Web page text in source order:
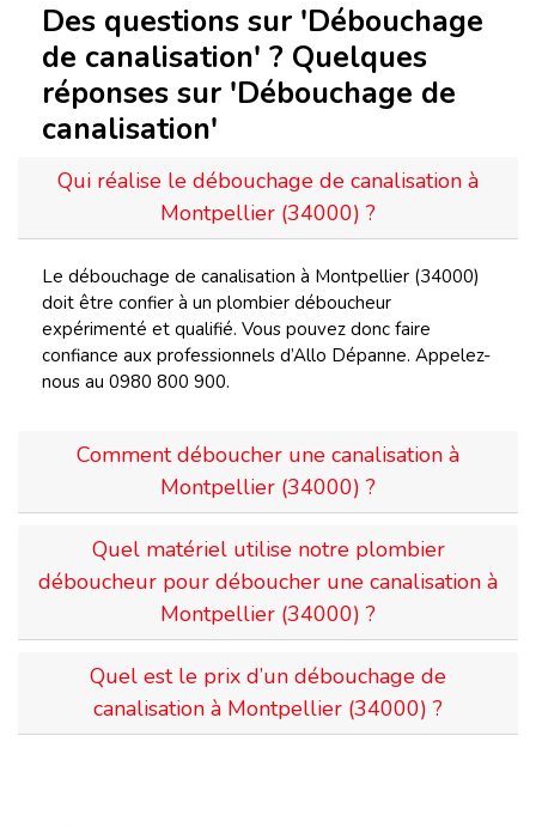
Des questions sur 'Débouchage
de canalisation' ? Quelques
réponses sur 'Débouchage de
canalisation'
Qui réalise le débouchage de canalisation à
Montpellier (34000) ?
Le débouchage de canalisation à Montpellier (34000)
doit être confier à un plombier déboucheur
expérimenté et qualifié. Vous pouvez donc faire
confiance aux professionnels d’Allo Dépanne. Appelez-
nous au 0980 800 900.
Comment déboucher une canalisation à
Montpellier (34000) ?
Quel matériel utilise notre plombier
déboucheur pour déboucher une canalisation à
Montpellier (34000) ?
Quel est le prix d’un débouchage de
canalisation à Montpellier (34000) ?